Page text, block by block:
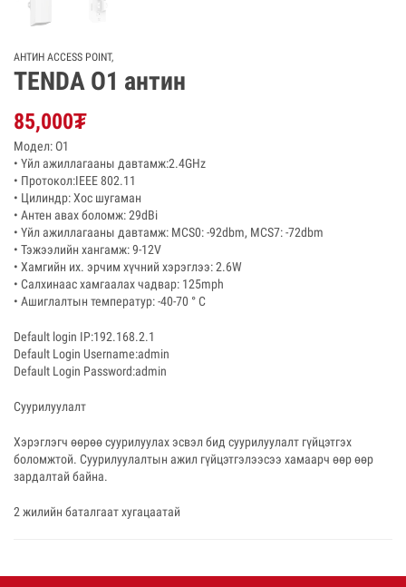
АНТИН ACCESS POINT,
TENDA O1 антин
85,000₮
Модел: O1
• Үйл ажиллагааны давтамж:2.4GHz
• Протокол:IEEE 802.11
• Цилиндр: Хос шугаман
• Антен авах боломж: 29dBi
• Үйл ажиллагааны давтамж: MCS0: -92dbm, MCS7: -72dbm
• Тэжээлийн хангамж: 9-12V
• Хамгийн их. эрчим хүчний хэрэглээ: 2.6W
• Салхинаас хамгаалах чадвар: 125mph
• Ашиглалтын температур: -40-70 ° C
Default login IP:192.168.2.1
Default Login Username:admin
Default Login Password:admin
Суурилуулалт
Хэрэглэгч өөрөө суурилуулах эсвэл бид суурилуулалт гүйцэтгэх
боломжтой. Суурилуулалтын ажил гүйцэтгэлээсээ хамаарч өөр өөр
зардалтай байна.
2 жилийн баталгаат хугацаатай